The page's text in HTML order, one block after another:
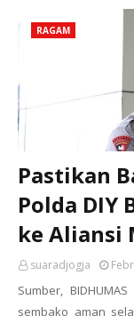
RAGAM
Pastikan
Polda DIY
ke Aliansi
suaradjogja
Sumber,
sembako aman